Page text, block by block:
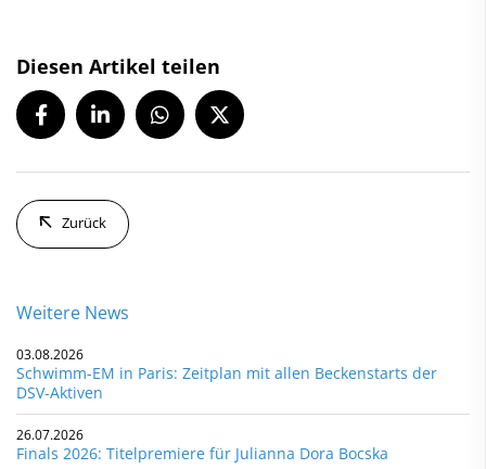
Diesen Artikel teilen
Zurück
Weitere News
03.08.2026
Schwimm-EM in Paris: Zeitplan mit allen Beckenstarts der
DSV-Aktiven
26.07.2026
Finals 2026: Titelpremiere für Julianna Dora Bocska